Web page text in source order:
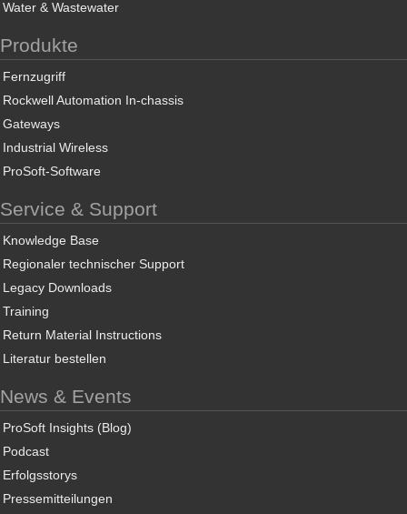
Water & Wastewater
Produkte
Fernzugriff
Rockwell Automation In-chassis
Gateways
Industrial Wireless
ProSoft-Software
Service & Support
Knowledge Base
Regionaler technischer Support
Legacy Downloads
Training
Return Material Instructions
Literatur bestellen
News & Events
ProSoft Insights (Blog)
Podcast
Erfolgsstorys
Pressemitteilungen